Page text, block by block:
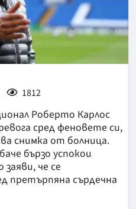
1812
Роберто Карлос
сред феновете си,
снимка от болница.
бързо успокои
че се
претърпяна сърдечна